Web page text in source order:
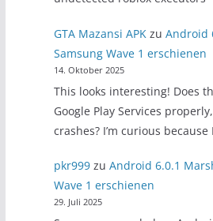
GTA Mazansi APK zuAndroid
Samsung Wave 1 erschienen
14. Oktober 2025
This looks interesting! Does
Google Play Services
crashes? I’m curious because
pkr999 zuAndroid 6.0.1
Wave 1 erschienen
29. Juli 2025